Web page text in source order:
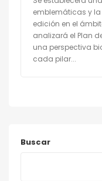
emblemáticas y
edición en el
analizará el Plan
una perspectiva
cada pilar...
Buscar